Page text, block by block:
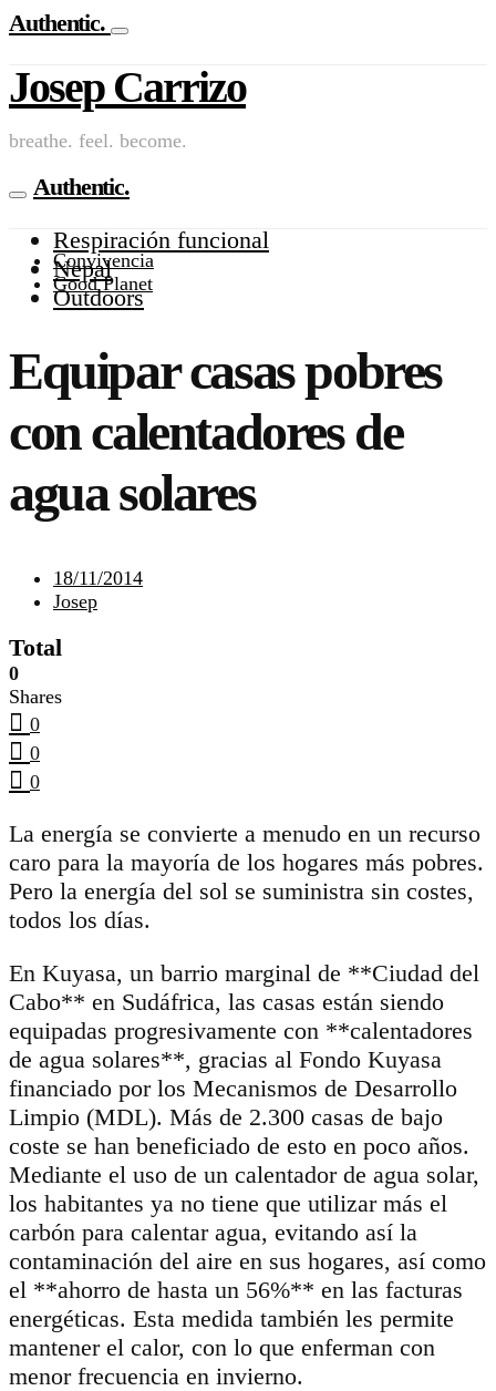
Authentic.
Josep Carrizo
breathe. feel. become.
Authentic.
Respiración funcional
Nepal
Outdoors
Convivencia
Good Planet
Equipar casas pobres
con calentadores de
agua solares
18/11/2014
Josep
Total
0
Shares
0
0
0
La energía se convierte a menudo en un recurso
caro para la mayoría de los hogares más pobres.
Pero la energía del sol se suministra sin costes,
todos los días.
En Kuyasa, un barrio marginal de **Ciudad del
Cabo** en Sudáfrica, las casas están siendo
equipadas progresivamente con **calentadores
de agua solares**, gracias al Fondo Kuyasa
financiado por los Mecanismos de Desarrollo
Limpio (MDL). Más de 2.300 casas de bajo
coste se han beneficiado de esto en poco años.
Mediante el uso de un calentador de agua solar,
los habitantes ya no tiene que utilizar más el
carbón para calentar agua, evitando así la
contaminación del aire en sus hogares, así como
el **ahorro de hasta un 56%** en las facturas
energéticas. Esta medida también les permite
mantener el calor, con lo que enferman con
menor frecuencia en invierno.